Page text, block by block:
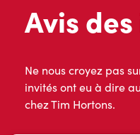
Avis
Ne nous croyez pas
invités ont eu à dire
chez Tim Hortons.